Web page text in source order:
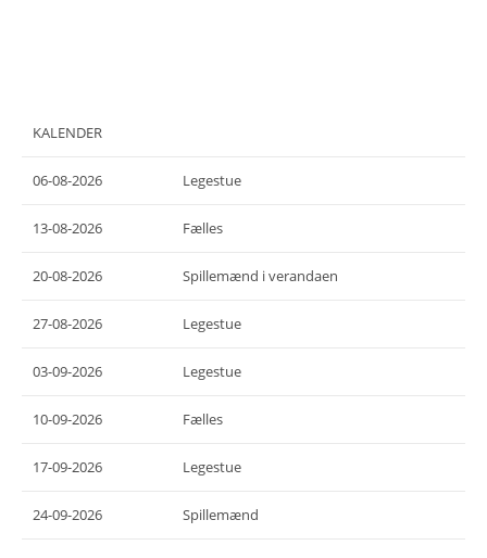
KALENDER
06-08-2026 Legestue
13-08-2026 Fælles
20-08-2026 Spillemænd i verandaen
27-08-2026 Legestue
03-09-2026 Legestue
10-09-2026 Fælles
17-09-2026 Legestue
24-09-2026 Spillemænd